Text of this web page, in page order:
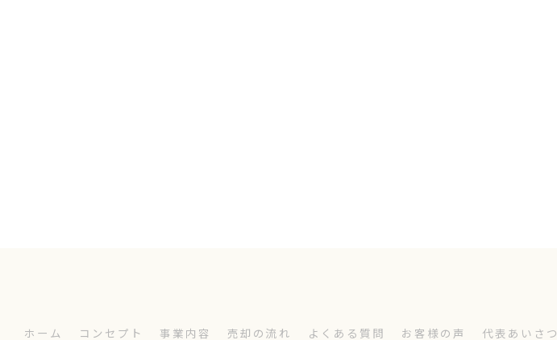
ホーム コンセプト 事業内容 売却の流れ よくある質問 お客様の声 代表あいさつ